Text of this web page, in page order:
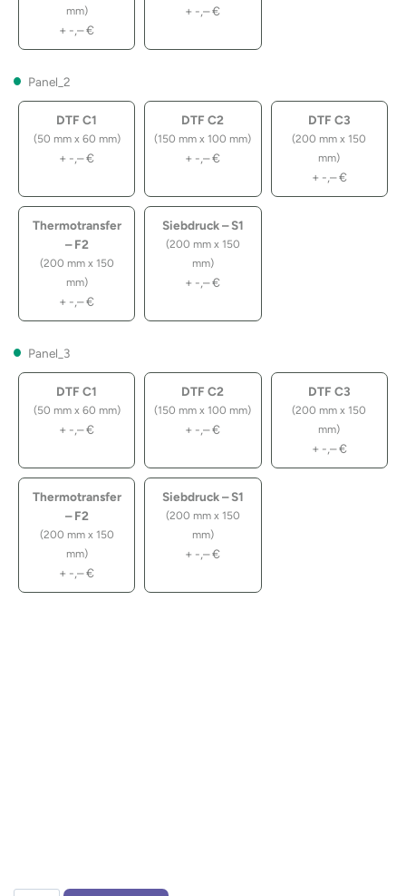
mm)
+ -,–€
+ -,–€
Panel_2
DTF C1
(50 mm x 60 mm)
+ -,–€
DTF C2
(150 mm x 100 mm)
+ -,–€
DTF C3
(200 mm x 150
mm)
+ -,–€
Thermotransfer
– F2
(200 mm x 150
mm)
+ -,–€
Siebdruck – S1
(200 mm x 150
mm)
+ -,–€
Panel_3
DTF C1
(50 mm x 60 mm)
+ -,–€
DTF C2
(150 mm x 100 mm)
+ -,–€
DTF C3
(200 mm x 150
mm)
+ -,–€
Thermotransfer
– F2
(200 mm x 150
mm)
+ -,–€
Siebdruck – S1
(200 mm x 150
mm)
+ -,–€